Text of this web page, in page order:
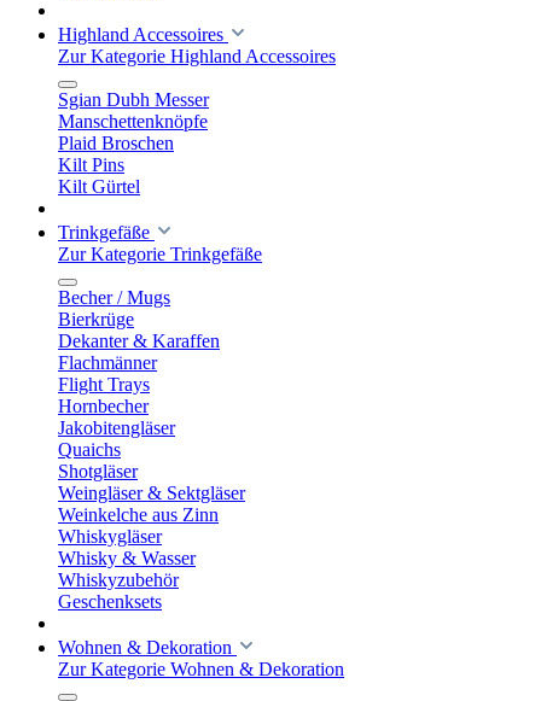
Highland Accessoires
Zur Kategorie Highland Accessoires
Sgian Dubh Messer
Manschettenknöpfe
Plaid Broschen
Kilt Pins
Kilt Gürtel
Trinkgefäße
Zur Kategorie Trinkgefäße
Becher / Mugs
Bierkrüge
Dekanter & Karaffen
Flachmänner
Flight Trays
Hornbecher
Jakobitengläser
Quaichs
Shotgläser
Weingläser & Sektgläser
Weinkelche aus Zinn
Whiskygläser
Whisky & Wasser
Whiskyzubehör
Geschenksets
Wohnen & Dekoration
Zur Kategorie Wohnen & Dekoration